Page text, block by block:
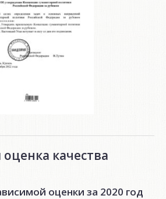
качества
оценки за 2020 год